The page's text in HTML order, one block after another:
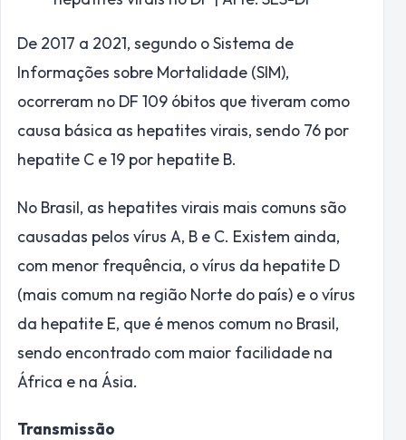
De 2017 a 2021, segundo o Sistema de
Informações sobre Mortalidade (SIM),
ocorreram no DF 109 óbitos que tiveram como
causa básica as hepatites virais, sendo 76 por
hepatite C e 19 por hepatite B.
No Brasil, as hepatites virais mais comuns são
causadas pelos vírus A, B e C. Existem ainda,
com menor frequência, o vírus da hepatite D
(mais comum na região Norte do país) e o vírus
da hepatite E, que é menos comum no Brasil,
sendo encontrado com maior facilidade na
África e na Ásia.
Transmissão